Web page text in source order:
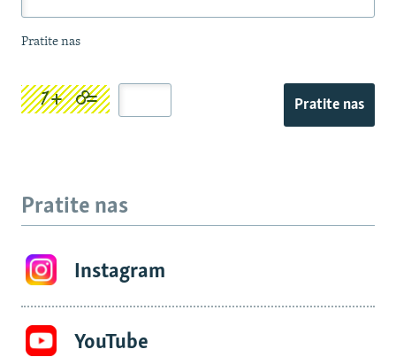
Pratite nas
Pratite nas
Pratite nas
Instagram
YouTube